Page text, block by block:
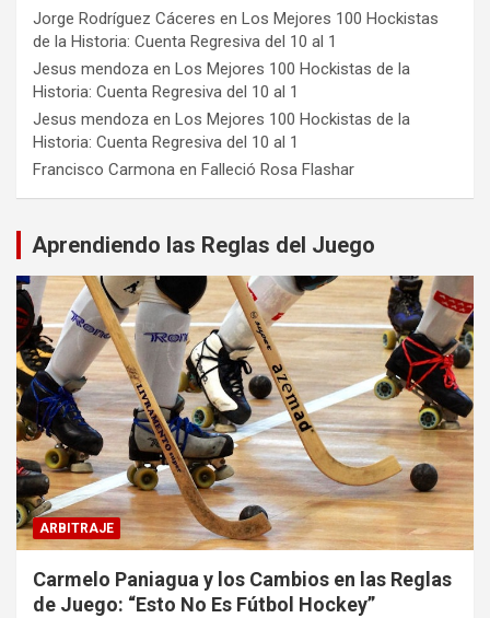
Jorge Rodríguez Cáceres en Los Mejores 100 Hockistas
de la Historia: Cuenta Regresiva del 10 al 1
Jesus mendoza en Los Mejores 100 Hockistas de la
Historia: Cuenta Regresiva del 10 al 1
Jesus mendoza en Los Mejores 100 Hockistas de la
Historia: Cuenta Regresiva del 10 al 1
Francisco Carmona en Falleció Rosa Flashar
Aprendiendo las Reglas del Juego
ARBITRAJE
Carmelo Paniagua y los Cambios en las Reglas
de Juego: “Esto No Es Fútbol Hockey”